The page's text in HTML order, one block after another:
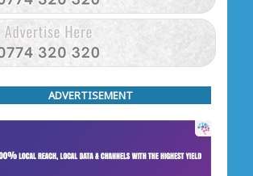
ADVERTISEMENT